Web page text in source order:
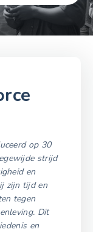
op 30
strijd
en
zijn tijd en
tegen
Dit
en